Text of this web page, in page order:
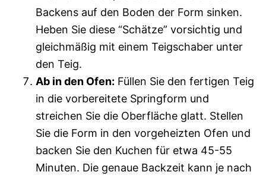
Backens auf den Boden der Form sinken.
Heben Sie diese “Schätze” vorsichtig und
gleichmäßig mit einem Teigschaber unter
den Teig.
Ab in den Ofen: Füllen Sie den fertigen Teig
in die vorbereitete Springform und
streichen Sie die Oberfläche glatt. Stellen
Sie die Form in den vorgeheizten Ofen und
backen Sie den Kuchen für etwa 45-55
Minuten. Die genaue Backzeit kann je nach